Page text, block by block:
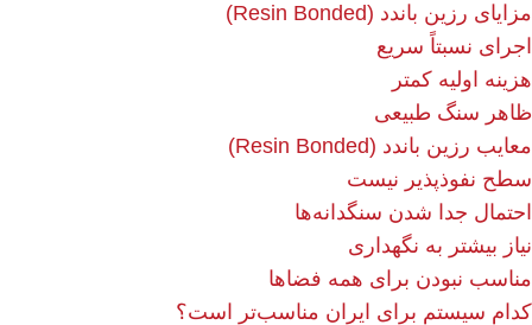
مزایای رزین باندد (Resin Bonded)
اجرای نسبتاً سریع
هزینه اولیه کمتر
ظاهر سنگ طبیعی
معایب رزین باندد (Resin Bonded)
سطح نفوذپذیر نیست
احتمال جدا شدن سنگدانه‌ها
نیاز بیشتر به نگهداری
مناسب نبودن برای همه فضاها
کدام سیستم برای ایران مناسب‌تر است؟